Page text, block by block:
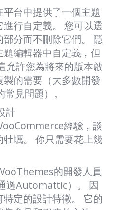
台中提供了一個主題
行自定義。 您可以選
分而不刪除它們。 隱
編輯器中自定義，但
允許您為將來的版本啟
的需要（大多數開發
見問題）。
計
經驗，談
蠣。 你只需要花上幾
的開發人員
過Automattic）。 因
定的設計特徵。 它的